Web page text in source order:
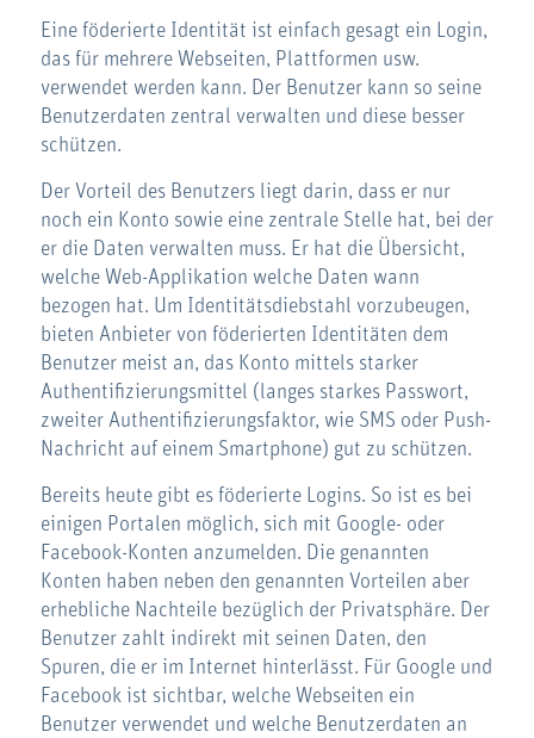
Eine föderierte Identität ist einfach gesagt ein Login,
das für mehrere Webseiten, Plattformen usw.
verwendet werden kann. Der Benutzer kann so seine
Benutzerdaten zentral verwalten und diese besser
schützen.
Der Vorteil des Benutzers liegt darin, dass er nur
noch ein Konto sowie eine zentrale Stelle hat, bei der
er die Daten verwalten muss. Er hat die Übersicht,
welche Web-Applikation welche Daten wann
bezogen hat. Um Identitätsdiebstahl vorzubeugen,
bieten Anbieter von föderierten Identitäten dem
Benutzer meist an, das Konto mittels starker
Authentifizierungsmittel (langes starkes Passwort,
zweiter Authentifizierungsfaktor, wie SMS oder Push-
Nachricht auf einem Smartphone) gut zu schützen.
Bereits heute gibt es föderierte Logins. So ist es bei
einigen Portalen möglich, sich mit Google- oder
Facebook-Konten anzumelden. Die genannten
Konten haben neben den genannten Vorteilen aber
erhebliche Nachteile bezüglich der Privatsphäre. Der
Benutzer zahlt indirekt mit seinen Daten, den
Spuren, die er im Internet hinterlässt. Für Google und
Facebook ist sichtbar, welche Webseiten ein
Benutzer verwendet und welche Benutzerdaten an